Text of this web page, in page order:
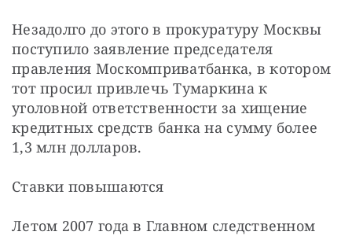
Незадолго до этого в прокуратуру Москвы
поступило заявление председателя
правления Москомприватбанка, в котором
тот просил привлечь Тумаркина к
уголовной ответственности за хищение
кредитных средств банка на сумму более
1,3 млн долларов.
Ставки повышаются
Летом 2007 года в Главном следственном